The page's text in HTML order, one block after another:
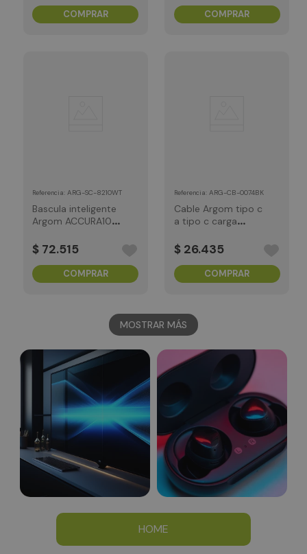
COMPRAR COMPRAR
Referencia :ARG-SC-8210WT
Bascula inteligente
Argom ACCURA10
$ 72.515
COMPRAR
Referencia ARG-CB-0074BK
Cable Argom tipo c
a tipo c carga
$ 26.435
COMPRAR
MOSTRAR MÁS
HOME